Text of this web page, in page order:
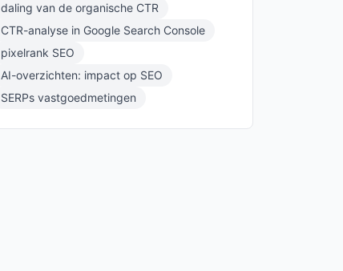
daling van de organische CTR
CTR-analyse in Google Search Console
pixelrank SEO
AI-overzichten: impact op SEO
SERPs vastgoedmetingen